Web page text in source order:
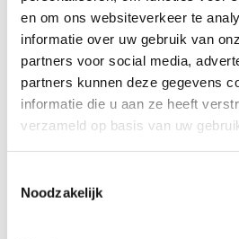
en om ons websiteverkeer te
informatie over uw gebruik van
partners voor social media,
partners kunnen deze gegevens
informatie die u aan ze heeft
verzameld op basis van uw
Noodzakelijk
Beloon de deelnemers aan
met een gadget of medaille